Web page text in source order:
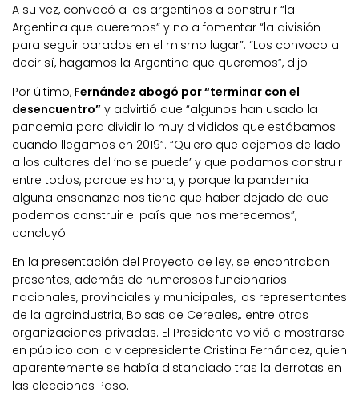
A su vez, convocó a los argentinos a construir “la
Argentina que queremos” y no a fomentar “la división
para seguir parados en el mismo lugar”. “Los convoco a
decir sí, hagamos la Argentina que queremos”, dijo
Por último, Fernández abogó por “terminar con el
desencuentro” y advirtió que “algunos han usado la
pandemia para dividir lo muy divididos que estábamos
cuando llegamos en 2019”. “Quiero que dejemos de lado
a los cultores del ‘no se puede’ y que podamos construir
entre todos, porque es hora, y porque la pandemia
alguna enseñanza nos tiene que haber dejado de que
podemos construir el país que nos merecemos”,
concluyó.
En la presentación del Proyecto de ley, se encontraban
presentes, además de numerosos funcionarios
nacionales, provinciales y municipales, los representantes
de la agroindustria, Bolsas de Cereales,. entre otras
organizaciones privadas. El Presidente volvió a mostrarse
en público con la vicepresidente Cristina Fernández, quien
aparentemente se había distanciado tras la derrotas en
las elecciones Paso.